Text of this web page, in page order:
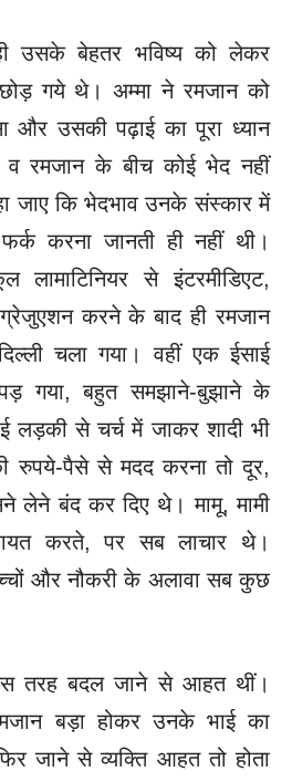
उसके बेहतर भविष्य को लेकर
गये थे। अम्मा ने रमजान को
और उसकी पढ़ाई का पूरा ध्यान
रमजान के बीच कोई भेद नहीं
जाए कि भेदभाव उनके संस्कार में
करना जानती ही नहीं थी।
से इंटरमीडिएट,
करने के बाद ही रमजान
चला गया।वहीं एक ईसाई
गया, बहुत समझाने-बुझाने के
लड़की से चर्च में जाकर शादी भी
रुपये-पैसे से मदद करना तो दूर,
लेने बंद कर दिए थे। मामू, मामी
करते, पर सब लाचार थे।
और नौकरी के अलावा सब कुछ
तरह बदल जाने से आहत थीं।
बड़ा होकर उनके भाई का
जाने से व्यक्ति आहत तो होता